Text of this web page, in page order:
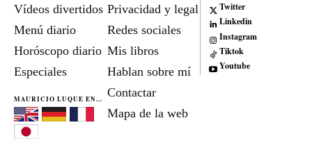
Vídeos divertidos
Menú diario
Horóscopo diario
Especiales
MAURICIO LUQUE EN...
Privacidad y legal
Redes sociales
Mis libros
Hablan sobre mí
Contactar
Mapa de la web
Twitter
Linkedin
Instagram
Tiktok
Youtube